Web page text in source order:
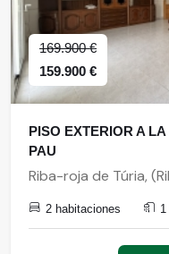
169.900 €
159.900 €
PISO EXTERIOR A
PAU
Riba-roja de Túria,
2 habitaciones